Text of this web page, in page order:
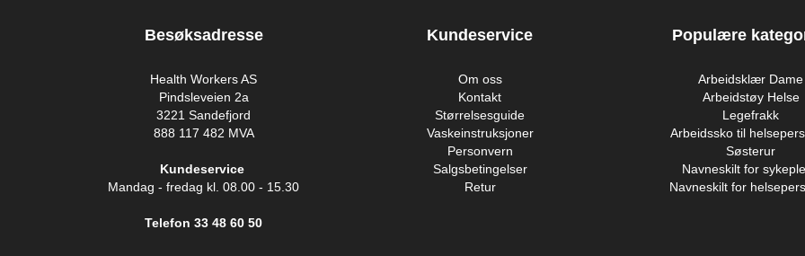
Besøksadresse
Health Workers AS
Pindsleveien 2a
3221 Sandefjord
888 117 482 MVA
Kundeservice
Mandag - fredag kl. 08.00 - 15.30
Telefon 33 48 60 50
Kundeservice
Om oss
Kontakt
Størrelsesguide
Vaskeinstruksjoner
Personvern
Salgsbetingelser
Retur
Populære
Arbeidsklær Dame
Arbeidstøy Helse
Legefrakk
Arbeidssko til
Søsterur
Navneskilt for
Navneskilt for